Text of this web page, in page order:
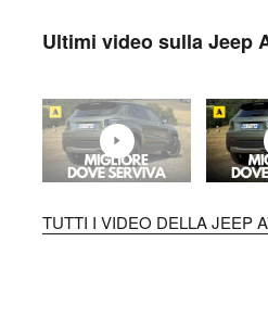
Ultimi video sulla Jeep
TUTTI I VIDEO DELLA JEEP